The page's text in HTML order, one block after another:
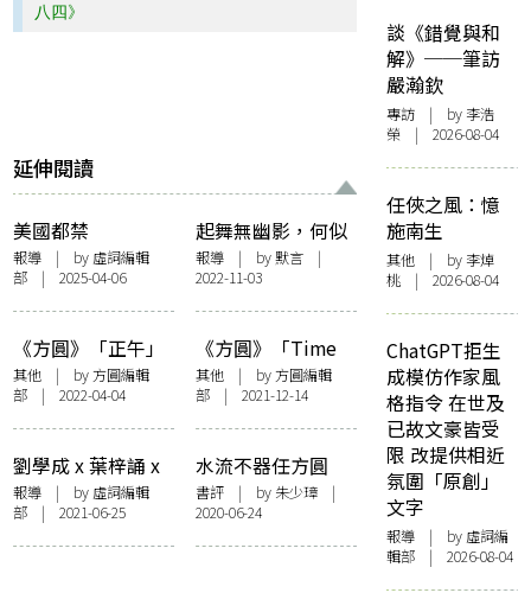
八四》
延伸閱讀
美國都禁
《1984》？！ 愛荷
華州禁書法案牽連
大量文學經典 美法
院頒禁令捍言論自
由
報導 | by 虛詞編輯
部 | 2025-04-06
起舞無幽影，何似
在人間——「瘋
日：方圓之展」開
幕講座紀錄
報導| by 默言 |
2022-11-03
《方圓》「正午」
——編者話
其他 | by 方圓編輯
部 | 2022-04-04
《方圓》「Time
Folds」——編者話
其他| by 方圓編輯
部 | 2021-12-14
劉學成 x 葉梓誦 x
Ren Wan@執嘢 x
鄧小樺——方圓讀
書會：執．拾．斷
報導 | by 虛詞編輯
部 | 2021-06-25
水流不器任方圓
——讀《方圓》札
記五則
書評| by 朱少璋|
2020-06-24
談《錯覺與和
解》──筆訪
嚴瀚欽
專訪 | by 李浩
榮 | 2026-08-04
任俠之風：憶
施南生
其他 | by 李焯
桃 | 2026-08-04
ChatGPT拒生
成模仿作家風
格指令 在世及
已故文豪皆受
限 改提供相近
氛圍「原創」
文字
報導 | by 虛詞編
輯部 | 2026-08-04